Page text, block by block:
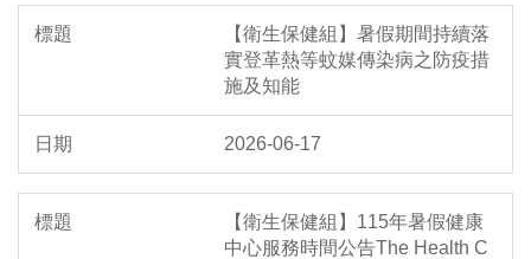
【衛生保健組】暑假期間持續落
實登革熱等蚊媒傳染病之防疫措
施及知能
2026-06-17
【衛生保健組】115年暑假健康
中心服務時間公告The Health C